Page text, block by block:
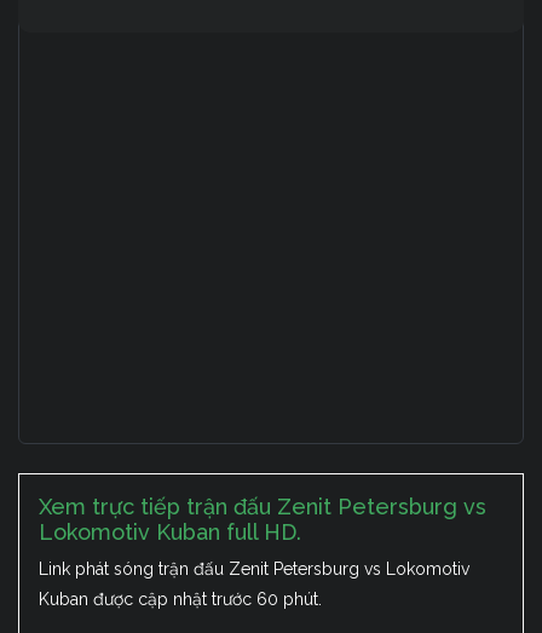
Xem trực tiếp trận đấu Zenit Petersburg vs
Lokomotiv Kuban full HD.
Link phát sóng trận đấu Zenit Petersburg vs Lokomotiv
Kuban được cập nhật trước 60 phút.